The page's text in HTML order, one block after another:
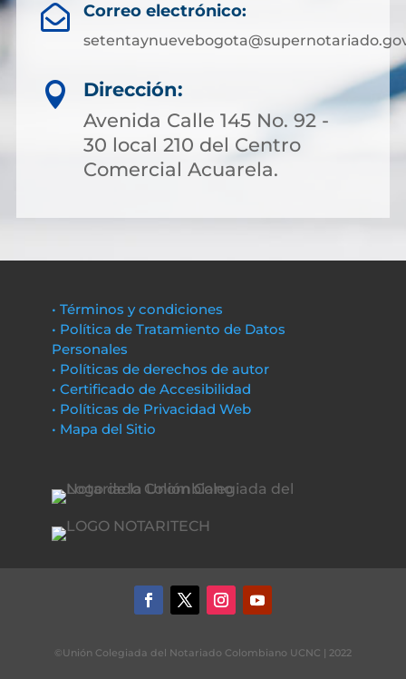
 Correo electrónico:

Dirección:
Avenida Calle 145 No. 92 -
30 local 210 del Centro
Comercial Acuarela.
• Términos y condiciones
• Política de Tratamiento de Datos
Personales
• Políticas de derechos de autor
• Certificado de Accesibilidad
• Políticas de Privacidad Web
• Mapa del Sitio
©Unión Colegiada del Notariado Colombiano UCNC | 2022